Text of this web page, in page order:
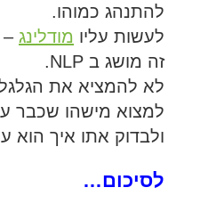
להתנהג כמוהו.
לעשות עליו מודלינג –
זה מושג ב NLP.
לא להמציא את
למצוא מישהו שכבר
ולבדוק אתו איך הוא
לסיכום…